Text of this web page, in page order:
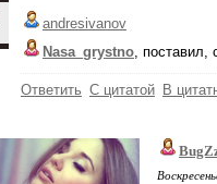
andresivanov
Nasa_grystno, поставил,
Ответить С цитатой В